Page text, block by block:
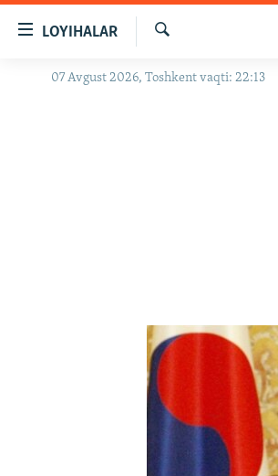
Бош
LOYIHALAR
OZODLIK SURISHTIRUVLARI
Излаш
07 Avgust 2026, Toshkent vaqti: 22:13